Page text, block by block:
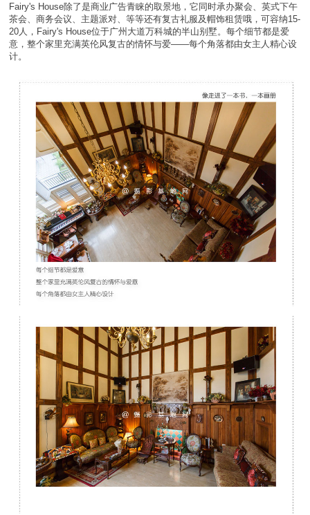
Fairy's House除了是商业广告青睐的取景地，它同时承办聚会、英式下午
茶会、商务会议、主题派对、等等还有复古礼服及帽饰租赁哦，可容纳15-
20人，Fairy's House位于广州大道万科城的半山别墅。每个细节都是爱
意，整个家里充满英伦风复古的情怀与爱——每个角落都由女主人精心设
计。